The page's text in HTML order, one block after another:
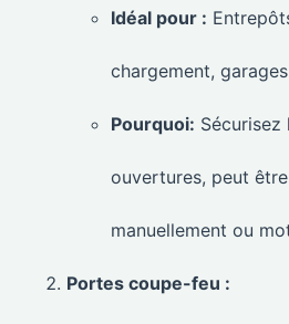
Idéal pour :
chargement,
Pourquoi: Sécurisez
ouvertures, peut
manuellement ou
Portes coupe-feu :